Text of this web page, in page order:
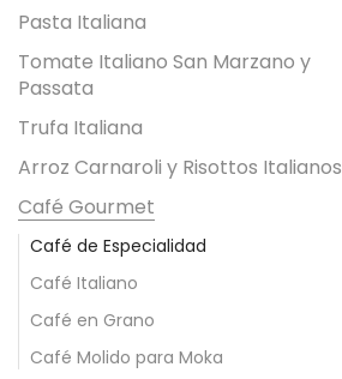
Pasta Italiana
Tomate Italiano San Marzano y
Passata
Trufa Italiana
Arroz Carnaroli y Risottos Italianos
Café Gourmet
Café de Especialidad
Café Italiano
Café en Grano
Café Molido para Moka